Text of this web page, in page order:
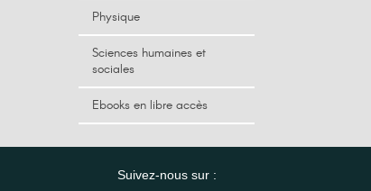
Physique
Sciences humaines et
sociales
Ebooks en libre accès
Suivez-nous sur :